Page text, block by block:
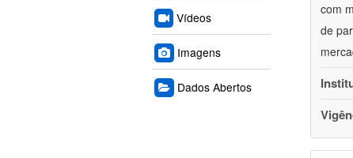
Vídeos
Imagens
Dados Abertos
com
de